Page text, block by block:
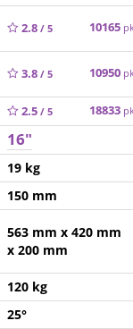
2.8 / 5 10165
3.8 / 5 10950
2.5 / 5 18833
16"
19 kg
150 mm
563 mm x 420 mm
x 200 mm
120 kg
25°